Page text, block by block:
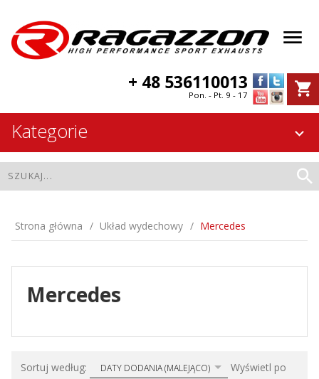
+ 48 536110013
Pon. - Pt. 9 - 17
Kategorie
Strona główna Układ wydechowy Mercedes
Mercedes
Sortuj według: sortDATY DODANIA (MALEJĄCO) Wyświetl po